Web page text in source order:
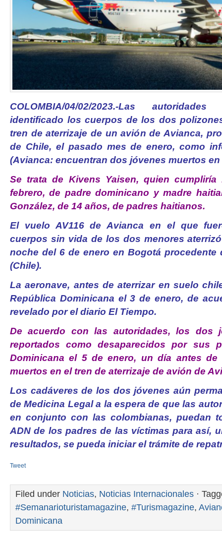
COLOMBIA/04/02/2023.-Las
identificado los cuerpos de los dos
tren de aterrizaje de un avión de Avianca,
de Chile, el pasado mes de enero, como
(Avianca: encuentran dos jóvenes muertos en
Se trata de Kivens Yaisen, quien
febrero, de padre dominicano y madre
González, de 14 años, de padres haitianos.
El vuelo AV116 de Avianca en el que
cuerpos sin vida de los dos menores
noche del 6 de enero en Bogotá procedente
(Chile).
La aeronave, antes de aterrizar en suelo
República Dominicana el 3 de enero, de
revelado por el diario El Tiempo.
De acuerdo con las autoridades, los dos
reportados como desaparecidos por sus
Dominicana el 5 de enero, un día antes de
muertos en el tren de aterrizaje de avión de
Los cadáveres de los dos jóvenes aún
de Medicina Legal a la espera de que las
en conjunto con las colombianas, puedan
ADN de los padres de las víctimas para así,
resultados, se pueda iniciar el trámite de
Tweet
Filed under Noticias, Noticias Internacionales ·
#Semanarioturistamagazine, #Turismagazine,
Dominicana